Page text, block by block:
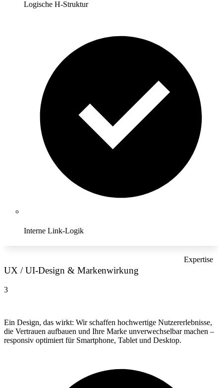
Logische H-Struktur
Interne Link-Logik
Expertise
UX / UI-Design & Markenwirkung
3
Ein Design, das wirkt: Wir schaffen hochwertige Nutzererlebnisse,
die Vertrauen aufbauen und Ihre Marke unverwechselbar machen –
responsiv optimiert für Smartphone, Tablet und Desktop.